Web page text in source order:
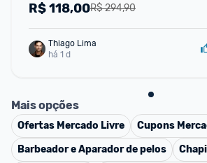
R$ 294,90
R$118,00
Thiago Lima
há 1 d
Mais opções
Ofertas Mercado Livre Cupons
Barbeador e Aparador de pelos